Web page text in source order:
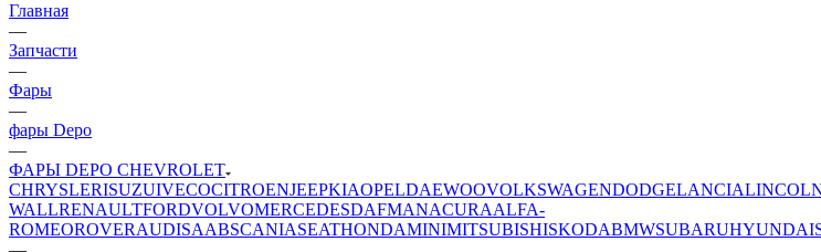
Главная
—
Запчасти
—
Фары
—
фары Depo
—
ФАРЫ DEPO CHEVROLET
CHRYSLERISUZUIVECOCITROENJEEPKIAOPELDAEWOOVOLKSWAGENDODGELANCIA
WALLRENAULTFORDVOLVOMERCEDESDAFMANACURAALFA-
ROMEOROVERAUDISAABSCANIASEATHONDAMINIMITSUBISHISKODABMWSUBARUHYUNDAI